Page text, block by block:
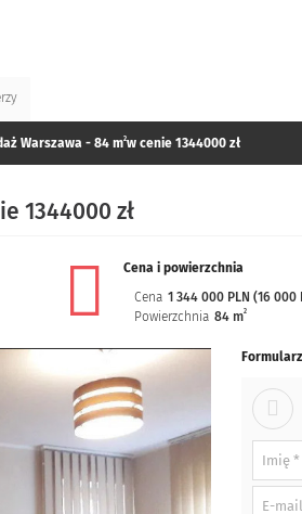
Warszawa - 84 m2w cenie 1344000 zł
1344000 zł
Cena i powierzchnia
Cena 1 344 000 PLN (16 000
Powierzchnia 84 m2